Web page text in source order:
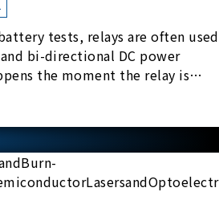
tests, relays are often
bi-directional DC power
the moment the relay is
for this study.provides an